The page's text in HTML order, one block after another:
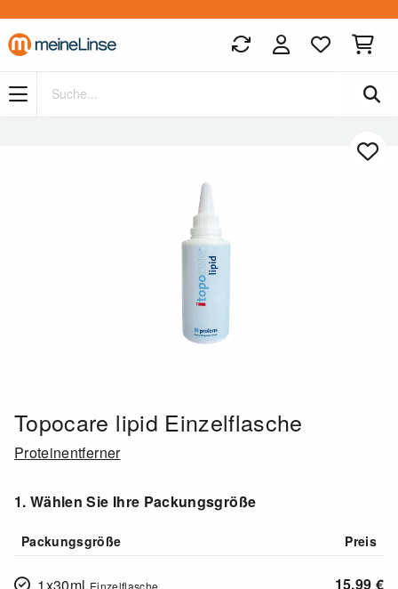
Zum Hauptinhalt springen
Topocare lipid Einzelflasche
Proteinentferner
1. Wählen Sie Ihre Packungsgröße
Packungsgröße Preis
1x30ml Einzelflasche 15,99 €